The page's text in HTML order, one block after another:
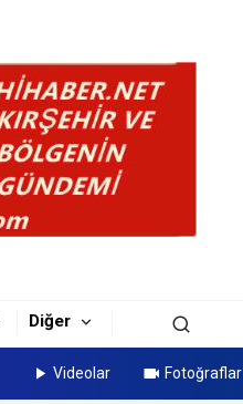
Diğer
Videolar Fotoğraflar